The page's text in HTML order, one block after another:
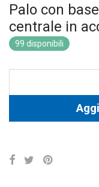
Palo con
centrale in
99 disponibili